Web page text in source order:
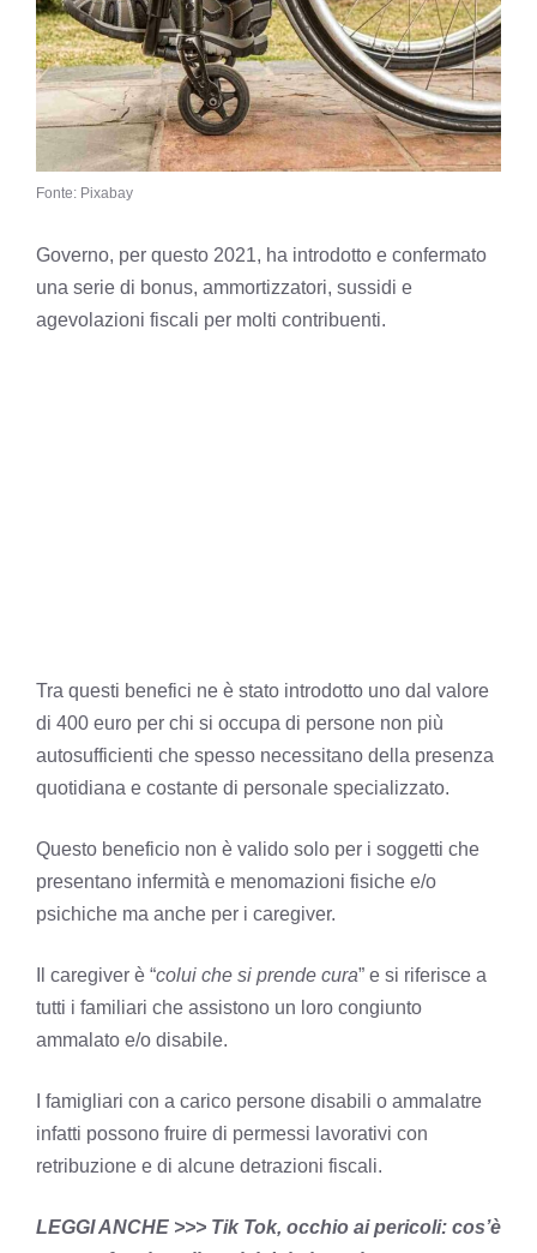
Fonte: Pixabay
Governo, per questo 2021, ha introdotto e confermato
una serie di bonus, ammortizzatori, sussidi e
agevolazioni fiscali per molti contribuenti.
Tra questi benefici ne è stato introdotto uno dal valore
di 400 euro per chi si occupa di persone non più
autosufficienti che spesso necessitano della presenza
quotidiana e costante di personale specializzato.
Questo beneficio non è valido solo per i soggetti che
presentano infermità e menomazioni fisiche e/o
psichiche ma anche per i caregiver.
Il caregiver è “colui che si prende cura” e si riferisce a
tutti i familiari che assistono un loro congiunto
ammalato e/o disabile.
I famigliari con a carico persone disabili o ammalatre
infatti possono fruire di permessi lavorativi con
retribuzione e di alcune detrazioni fiscali.
LEGGI ANCHE >>> Tik Tok, occhio ai pericoli: cos’è